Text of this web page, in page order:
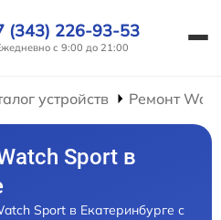
(343) 226-93-53
с 9:00 до 21:00
устройств Ремонт
Sport в
Sport в Екатеринбурге с